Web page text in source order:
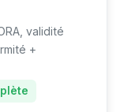
validité
+